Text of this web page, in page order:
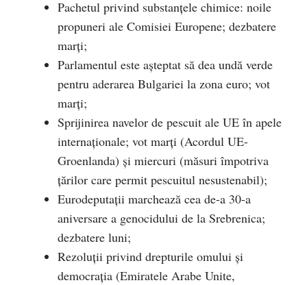
Pachetul privind substanțele chimice: noile
propuneri ale Comisiei Europene; dezbatere
marți;
Parlamentul este așteptat să dea undă verde
pentru aderarea Bulgariei la zona euro; vot
marți;
Sprijinirea navelor de pescuit ale UE în apele
internaționale; vot marți (Acordul UE-
Groenlanda) și miercuri (măsuri împotriva
țărilor care permit pescuitul nesustenabil);
Eurodeputații marchează cea de-a 30-a
aniversare a genocidului de la Srebrenica;
dezbatere luni;
Rezoluții privind drepturile omului și
democrația (Emiratele Arabe Unite,